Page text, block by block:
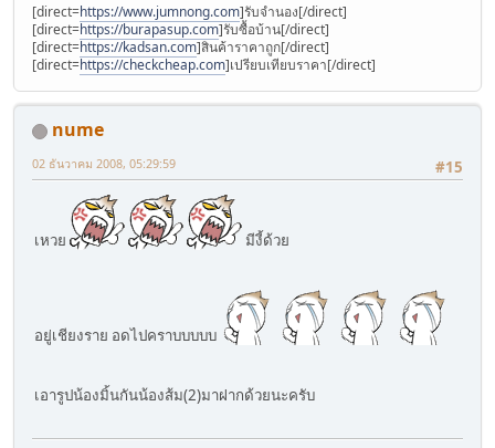
[direct=https://www.jumnong.com]รับจำนอง[/direct]
[direct=https://burapasup.com]รับซื้อบ้าน[/direct]
[direct=https://kadsan.com]สินค้าราคาถูก[/direct]
[direct=https://checkcheap.com]เปรียบเทียบราคา[/direct]
nume
#15
02 ธันวาคม 2008, 05:29:59
เหวย มีงี้ด้วย
อยู่เชียงราย อดไปคราบบบบบ
เอารูปน้องมิ้นกันน้องส้ม(2)มาฝากด้วยนะครับ